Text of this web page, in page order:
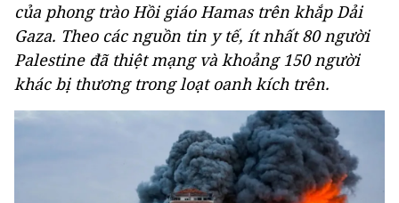
của phong trào Hồi giáo Hamas trên khắp Dải
Gaza. Theo các nguồn tin y tế, ít nhất 80 người
Palestine đã thiệt mạng và khoảng 150 người
khác bị thương trong loạt oanh kích trên.